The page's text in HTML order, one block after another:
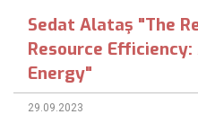
Sedat Alataş "The
Resource
Energy"
29.09.2023